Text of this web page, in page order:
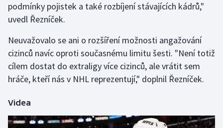
Motorsport
Olympijské hry
Parasport
Plavání
podmínky pojistek a také rozbíjení stávajících kádrů,"
uvedl Řezníček.
Neuvažovalo se ani o rozšíření možnosti angažování
cizinců navíc oproti současnému limitu šesti. "Není totiž
cílem dostat do extraligy více cizinců, ale vrátit sem
hráče, kteří nás v NHL reprezentují," doplnil Řezníček.
Videa